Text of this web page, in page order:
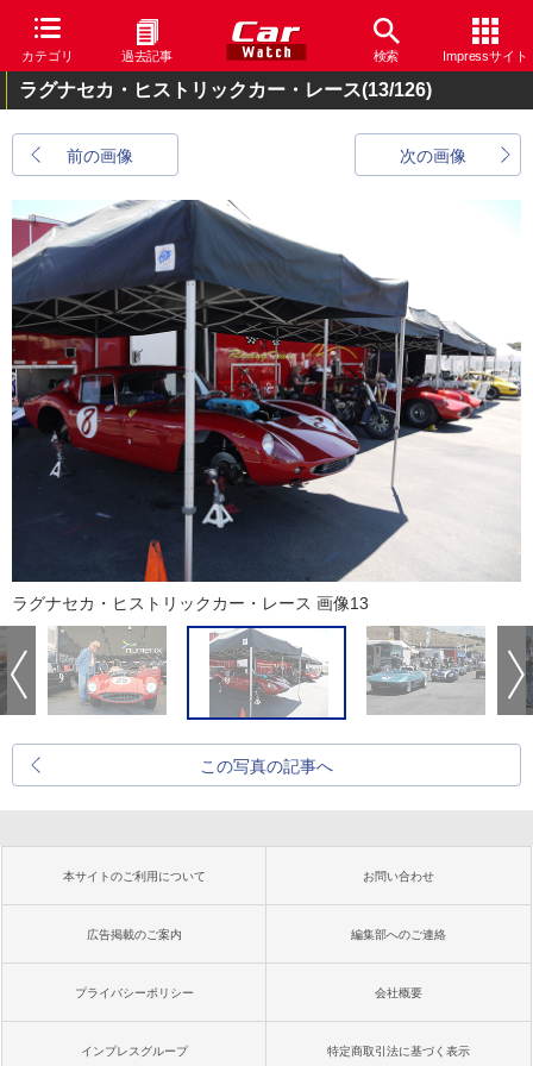
カテゴリ 過去記事 検索 Impressサイト
ラグナセカ・ヒストリックカー・レース(13/126)
前の画像 次の画像
ラグナセカ・ヒストリックカー・レース 画像13
この写真の記事へ
本サイトのご利用について お問い合わせ
広告掲載のご案内 編集部へのご連絡
プライバシーポリシー 会社概要
インプレスグループ 特定商取引法に基づく表示